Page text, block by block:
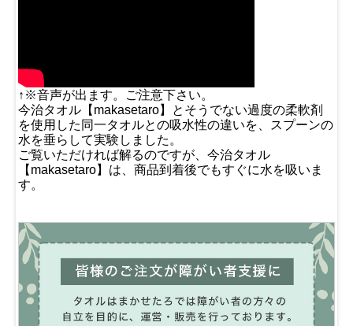
↑※音声が出ます。ご注意下さい。
今治タオル【makasetaro】とそうでない過度の柔軟剤
を使用した同一タオルとの吸水性の違いを、スプーンの
水を垂らして実験しました。
ご覧いただければ解るのですが、今治タオル
【makasetaro】は、商品到着後でもすぐに水を吸いま
す。